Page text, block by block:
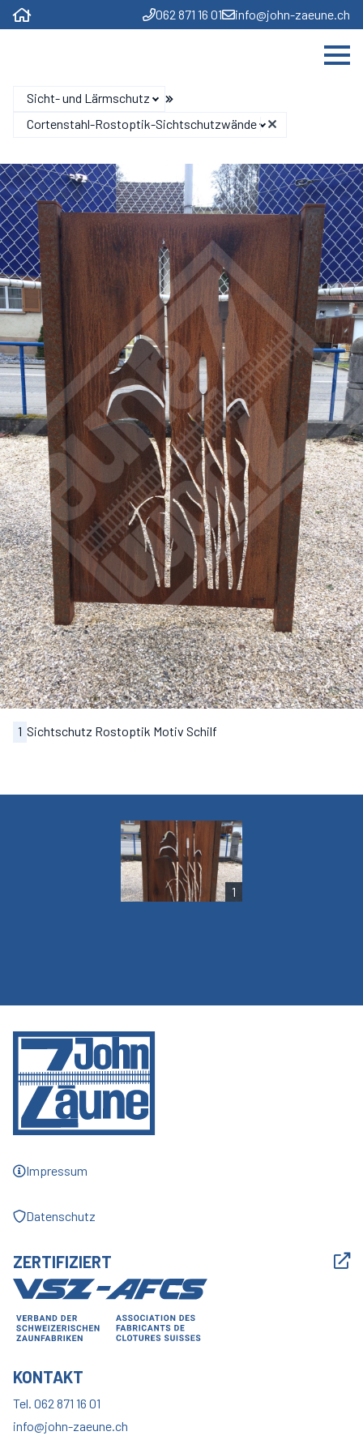
062 871 16 01 info@john-zaeune.ch
Sicht- und Lärmschutz
Cortenstahl-Rostoptik-Sichtschutzwände
1 Sichtschutz Rostoptik Motiv Schilf
1
KONTAKT
Tel. 062 871 16 01
info@john-zaeune.ch
ZERTIFIZIERT
Impressum
Datenschutz